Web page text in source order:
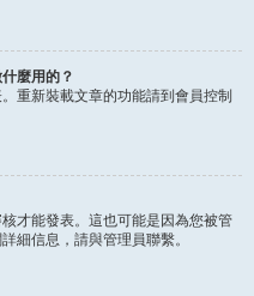
麼用的？
重新裝載文章的功能請到會員控制
才能發表。這也可能是因為您被管
細信息，請與管理員聯繫。